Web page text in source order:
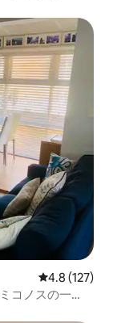
レビュー127
4.8 (127)
コノスの一